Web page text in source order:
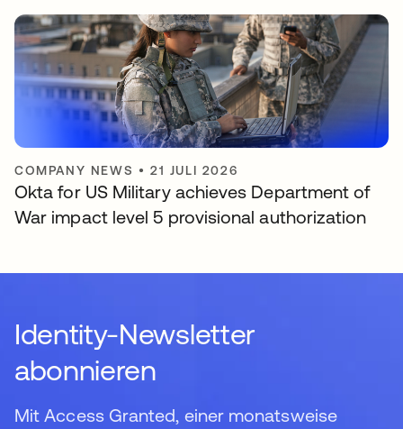
COMPANY NEWS •21 JULI 2026
Okta for US Military achieves Department of
War impact level 5 provisional authorization
Identity-Newsletter
abonnieren
Mit Access Granted, einer monatsweise